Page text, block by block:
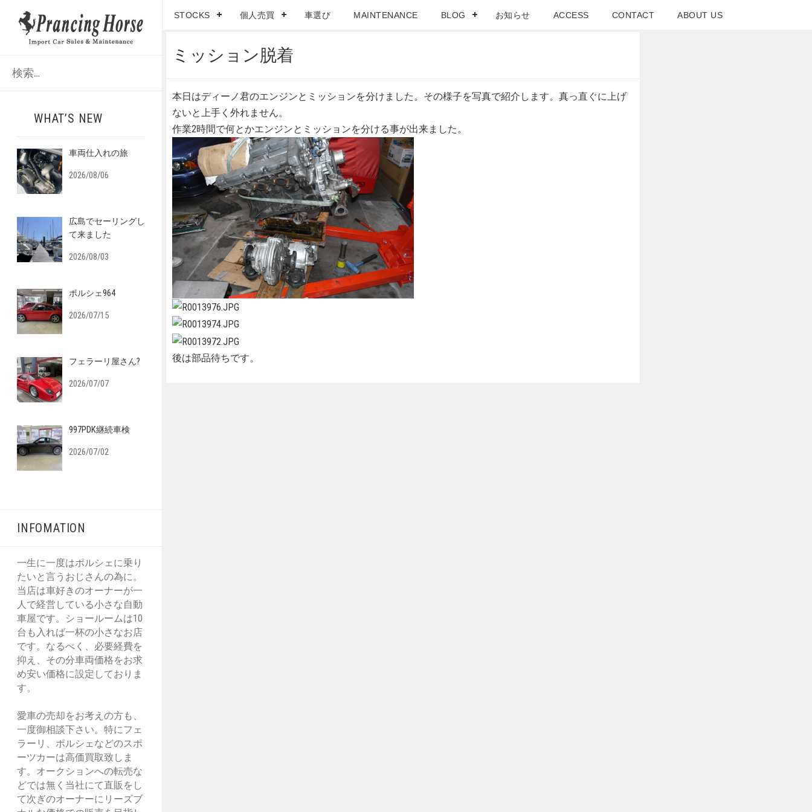
WHAT’S NEW
車両仕入れの旅
2026/08/06
広島でセーリングし
て来ました
2026/08/03
ポルシェ964
2026/07/15
フェラーリ屋さん?
2026/07/07
997PDK継続車検
2026/07/02
INFOMATION
一生に一度はポルシェに乗り
たいと言うおじさんの為に。
当店は車好きのオーナーが一
人で経営している小さな自動
車屋です。ショールームは10
台も入れば一杯の小さなお店
です。なるべく、必要経費を
抑え、その分車両価格をお求
め安い価格に設定しておりま
す。
愛車の売却をお考えの方も、
一度御相談下さい。特にフェ
ラーリ、ポルシェなどのスポ
ーツカーは高価買取致しま
す。オークションへの転売な
どでは無く当社にて直販をし
て次ぎのオーナーにリーズブ
STOCKS 個人売買 車選び MAINTENANCE BLOG お知らせ ACCESS CONTACT ABOUT US
ミッション脱着
本日はディーノ君のエンジンとミッションを分けました。その様子を写真で紹介します。真っ直ぐに上げ
ないと上手く外れません。
作業2時間で何とかエンジンとミッションを分ける事が出来ました。
後は部品待ちです。